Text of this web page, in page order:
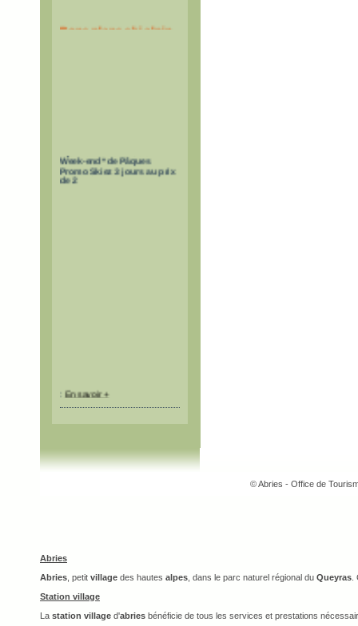
Bons plans ski alpin
Week-end* de Pâques
Promo Skiez 3 jours au prix
de 2
© Abries - Office de
Abries
Abries , petit village des hautes alpes , dans le parc naturel régional du Queyras
Station village
La station village d'abries bénéficie de tous les services et prestations